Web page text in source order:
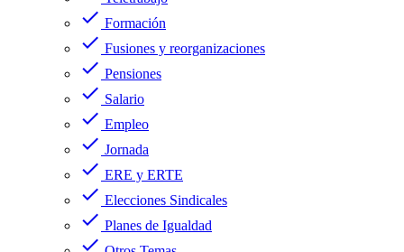
check Formación
check Fusiones y reorganizaciones
check Pensiones
check Salario
check Empleo
check Jornada
check ERE y ERTE
check Elecciones Sindicales
check Planes de Igualdad
check